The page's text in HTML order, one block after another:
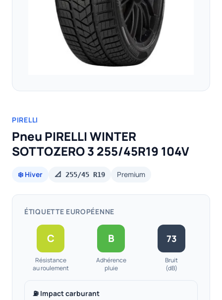
PIRELLI
Pneu PIRELLI WINTER
SOTTOZERO 3 255/45R19 104V
❄️ Hiver 📐 255/45 R19 Premium
ÉTIQUETTE EUROPÉENNE
C
Résistance
au roulement
B
Adhérence
pluie
73
Bruit
(dB)
⛽ Impact carburant